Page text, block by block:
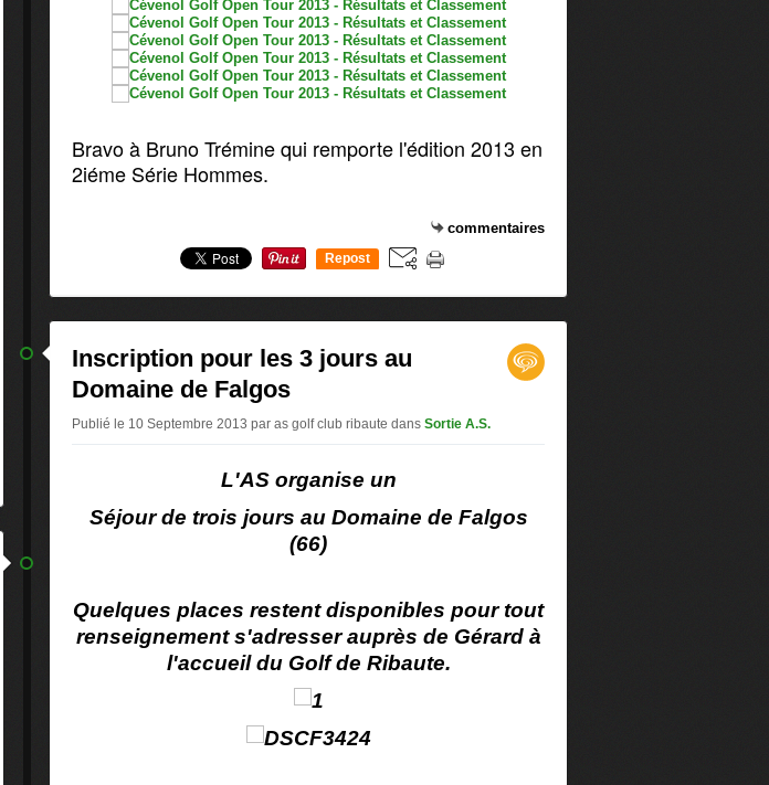
Bravo à Bruno Trémine qui remporte l'édition 2013 en
2iéme Série Hommes.
commentaires
Repost
Inscription pour les 3 jours au
Domaine de Falgos
Publié le 10 Septembre 2013 par as golf club ribaute dans Sortie A.S.
L'AS organise un
Séjour de trois jours au Domaine de Falgos
(66)
Quelques places restent disponibles pour tout
renseignement s'adresser auprès de Gérard à
l'accueil du Golf de Ribaute.